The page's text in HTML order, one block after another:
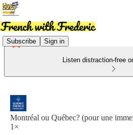
Subscribe Sign in
Listen distraction-free
Montréal ou Québec? (pour une
1×